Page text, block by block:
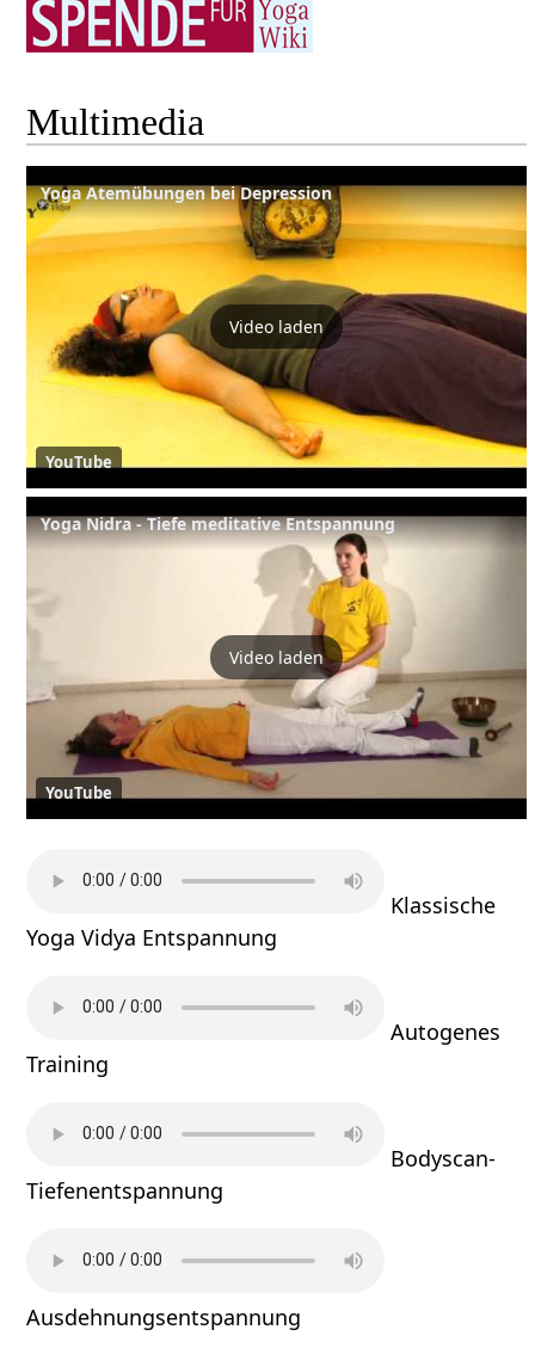
Multimedia
Yoga Atemübungen bei Depression
Video laden
YouTube
Yoga Nidra - Tiefe meditative Entspannung
Video laden
YouTube
Klassische
Yoga Vidya Entspannung
Autogenes
Training
Bodyscan-
Tiefenentspannung
Ausdehnungsentspannung